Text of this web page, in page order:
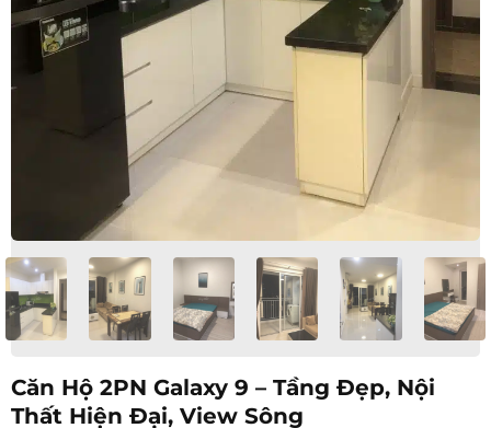
Căn Hộ 2PN Galaxy 9 – Tầng Đẹp, Nội
Thất Hiện Đại, View Sông